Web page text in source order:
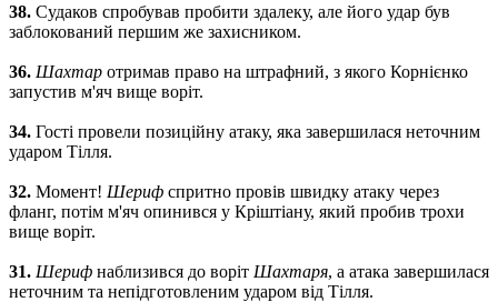
38. Судаков спробував пробити здалеку, але його удар був
заблокований першим же захисником.
36. Шахтар отримав право на штрафний, з якого Корнієнко
запустив м'яч вище воріт.
34. Гості провели позиційну атаку, яка завершилася неточним
ударом Тілля.
32. Момент! Шериф спритно провів швидку атаку через
фланг, потім м'яч опинився у Кріштіану, який пробив трохи
вище воріт.
31. Шериф наблизився до воріт Шахтаря, а атака завершилася
неточним та непідготовленим ударом від Тілля.